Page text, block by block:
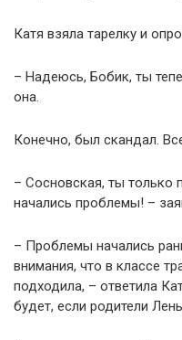
Катя взяла тарелку и
– Надеюсь, Бобик, ты
она.
Конечно, был скандал.
– Сосновская, ты только
начались проблемы! –
– Проблемы начались
внимания, что в классе
подходила, – ответила
будет, если родители